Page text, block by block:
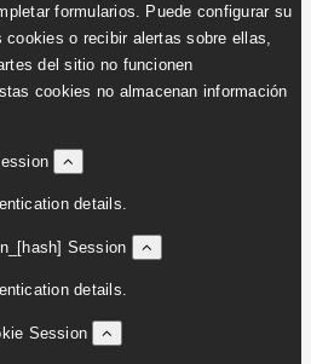
formularios. Puede configurar su
o recibir alertas sobre ellas,
del sitio no funcionen
cookies no almacenan información
details.
Session
details.
Session